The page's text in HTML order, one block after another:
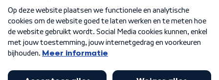
Algemene voorwaarden